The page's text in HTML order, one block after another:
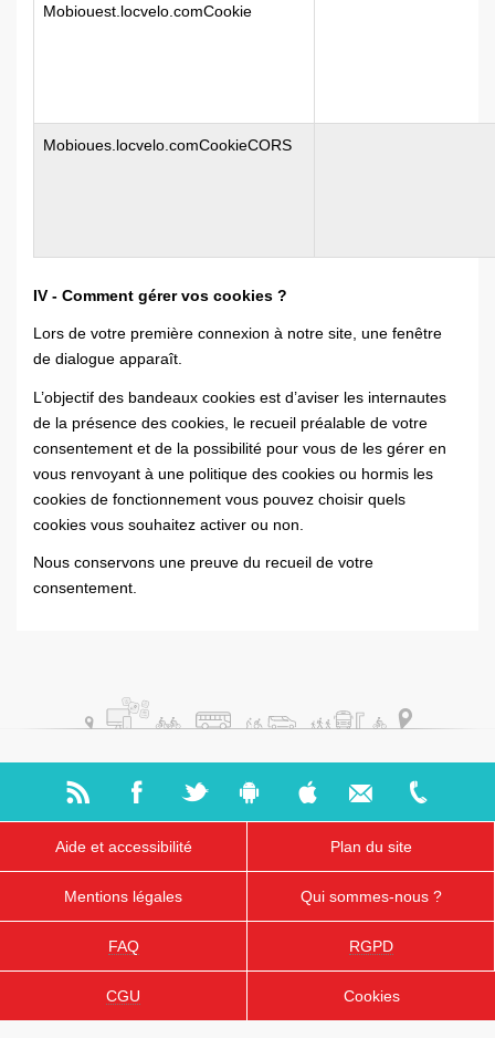
Mobiouest.locvelo.comCookie
Mobioues.locvelo.comCookieCORS
IV - Comment gérer vos cookies ?
Lors de votre première connexion à notre site, une fenêtre
de dialogue apparaît.
L’objectif des bandeaux cookies est d’aviser les internautes
de la présence des cookies, le recueil préalable de votre
consentement et de la possibilité pour vous de les gérer en
vous renvoyant à une politique des cookies ou hormis les
cookies de fonctionnement vous pouvez choisir quels
cookies vous souhaitez activer ou non.
Nous conservons une preuve du recueil de votre
consentement.
Aide et accessibilité Plan du site
Mentions légales Qui sommes-nous ?
FAQ RGPD
CGU Cookies